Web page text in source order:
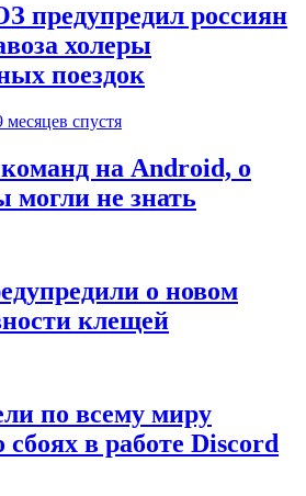
предупредил россиян
холеры
поездок
месяцев спустя
на Android, о
могли не знать
о новом
клещей
по всему миру
в работе Discord